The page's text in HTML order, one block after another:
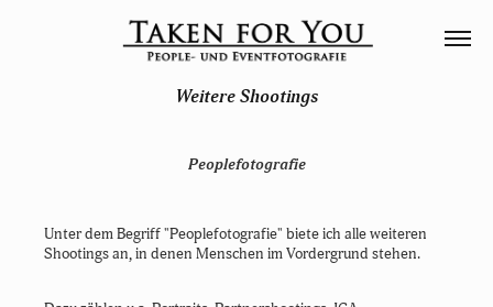
Weitere Shootings
Peoplefotografie
Unter dem Begriff "Peoplefotografie" biete ich alle weiteren
Shootings an, in denen Menschen im Vordergrund stehen.